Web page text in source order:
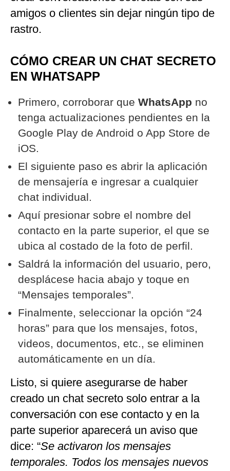
amigos o clientes sin dejar ningún tipo de
rastro.
CÓMO CREAR UN CHAT SECRETO
EN WHATSAPP
Primero, corroborar que WhatsApp no
tenga actualizaciones pendientes en la
Google Play de Android o App Store de
iOS.
El siguiente paso es abrir la aplicación
de mensajería e ingresar a cualquier
chat individual.
Aquí presionar sobre el nombre del
contacto en la parte superior, el que se
ubica al costado de la foto de perfil.
Saldrá la información del usuario, pero,
desplácese hacia abajo y toque en
“Mensajes temporales”.
Finalmente, seleccionar la opción “24
horas” para que los mensajes, fotos,
videos, documentos, etc., se eliminen
automáticamente en un día.
Listo, si quiere asegurarse de haber
creado un chat secreto solo entrar a la
conversación con ese contacto y en la
parte superior aparecerá un aviso que
dice: “Se activaron los mensajes
temporales. Todos los mensajes nuevos